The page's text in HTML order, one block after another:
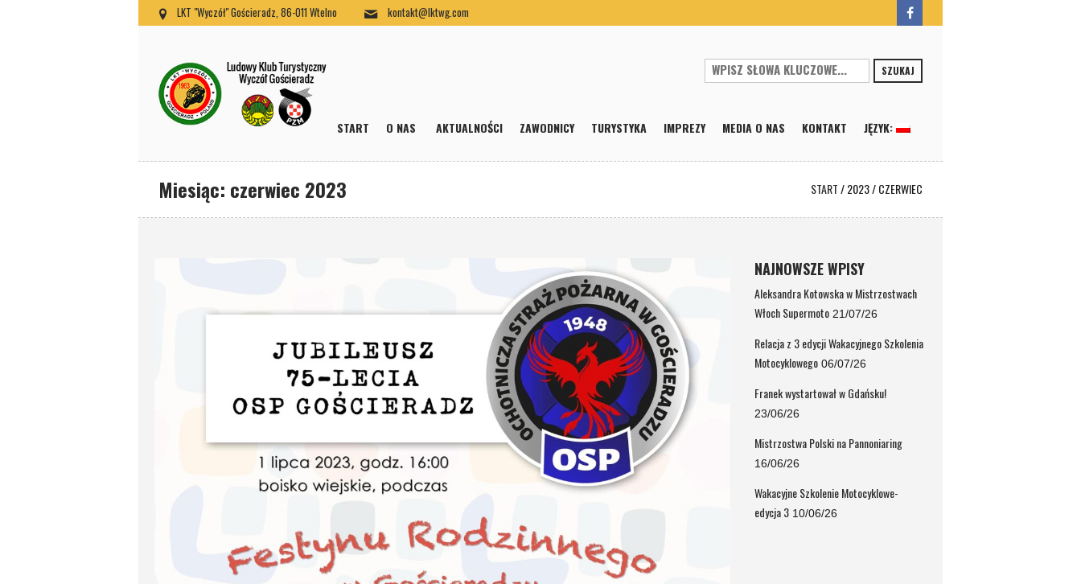
LKT "Wyczół" Gościeradz, 86-011 Wtelno kontakt@lktwg.com
SZUKAJ
START O NAS AKTUALNOŚCI ZAWODNICY TURYSTYKA IMPREZY MEDIA O NAS KONTAKT JĘZYK:
Miesiąc: czerwiec 2023 START/2023/CZERWIEC
NAJNOWSZE WPISY
Aleksandra Kotowska w Mistrzostwach
Włoch Supermoto 21/07/26
Relacja z 3 edycji Wakacyjnego Szkolenia
Motocyklowego 06/07/26
Franek wystartował w Gdańsku!
23/06/26
Mistrzostwa Polski na Pannoniaring
16/06/26
Wakacyjne Szkolenie Motocyklowe-
edycja 3 10/06/26